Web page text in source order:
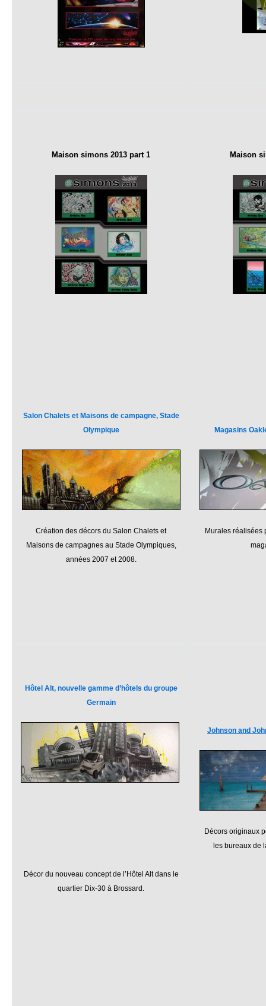
Maison simons 2013 part 1 Maison
Salon Chalets et Maisons de campagne, Stade
Olympique
Création des décors du Salon Chalets et
Maisons de campagnes au Stade Olympiques,
années 2007 et 2008.
Magasins
Murales réalisées
Hôtel Alt, nouvelle gamme d’hôtels du groupe
Germain
Décor du nouveau concept de l’Hôtel Alt dans le
quartier Dix-30 à Brossard.
Johnson and
Décors originaux
les bureaux de